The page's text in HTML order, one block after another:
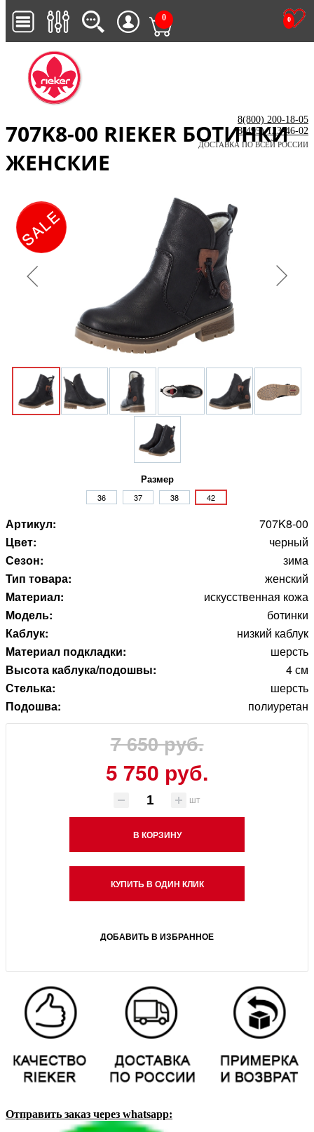
0
0
8(800) 200-18-05
8(495) 123-46-02
ДОСТАВКА ПО ВСЕЙ РОССИИ
707K8-00 RIEKER БОТИНКИ
ЖЕНСКИЕ
Размер
36 37 38 42
Артикул:
707K8-00
Цвет:
черный
Сезон:
зима
Тип товара:
женский
Материал:
искусственная кожа
Модель:
ботинки
Каблук:
низкий каблук
Материал подкладки:
шерсть
Высота каблука/подошвы:
4 см
Стелька:
шерсть
Подошва:
полиуретан
7 650 руб.
5 750 руб.
шт
В КОРЗИНУ
КУПИТЬ В ОДИН КЛИК
ДОБАВИТЬ В ИЗБРАННОЕ
Отправить заказ через whatsapp: